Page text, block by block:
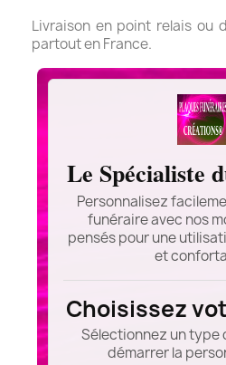
Livraison en point relais ou
partout en France.
Le Spécialiste
Personnalisez
funéraire avec nos
pensés pour une
et
Choisissez
Sélectionnez un type
démarrer la